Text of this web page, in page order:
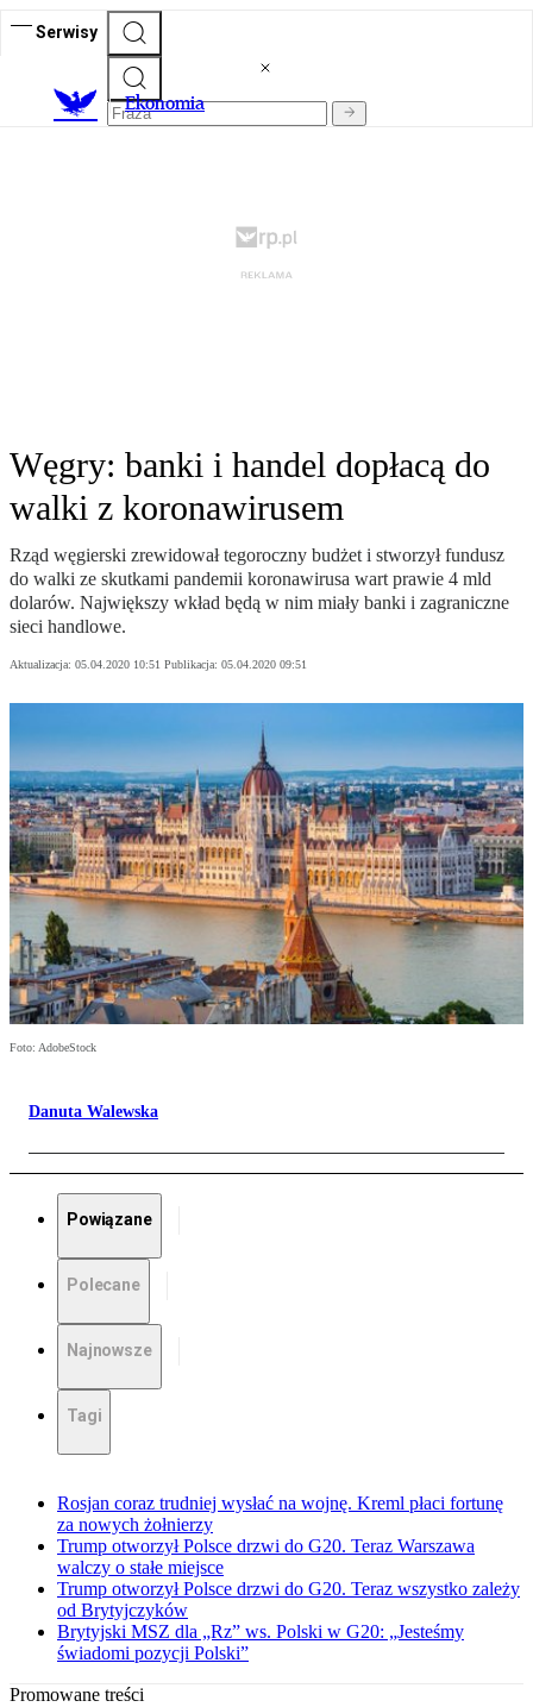
Serwisy
Ekonomia
Węgry: banki i handel dopłacą do
walki z koronawirusem
Rząd węgierski zrewidował tegoroczny budżet i stworzył fundusz
do walki ze skutkami pandemii koronawirusa wart prawie 4 mld
dolarów. Największy wkład będą w nim miały banki i zagraniczne
sieci handlowe.
Aktualizacja: 05.04.2020 10:51 Publikacja: 05.04.2020 09:51
Foto: AdobeStock
Danuta Walewska
Powiązane
Polecane
Najnowsze
Tagi
Rosjan coraz trudniej wysłać na wojnę. Kreml płaci fortunę
za nowych żołnierzy
Trump otworzył Polsce drzwi do G20. Teraz Warszawa
walczy o stałe miejsce
Trump otworzył Polsce drzwi do G20. Teraz wszystko zależy
od Brytyjczyków
Brytyjski MSZ dla „Rz” ws. Polski w G20: „Jesteśmy
świadomi pozycji Polski”
Promowane treści